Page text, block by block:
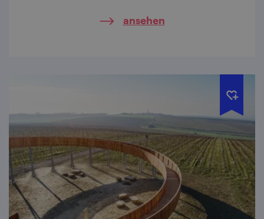
Sie eine Mühle, welche die Aufnahme in die
dekorativen Brekzien, die in allen Farben
schillern, und im Herbst mit farbenfrohen
Blättern. Sie werden begeistert sein!
ansehen